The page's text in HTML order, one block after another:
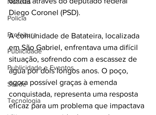
Policia
Prefeitura
Publicidade
Publicidade e Eventos.
Saúde
Tecnologia
Diego Coronel (PSD).
A comunidade de Batateira, localizada
em São Gabriel, enfrentava uma difícil
situação, sofrendo com a escassez de
água por dois longos anos. O poço,
agora possível graças à emenda
conquistada, representa uma resposta
eficaz para um problema que impactava